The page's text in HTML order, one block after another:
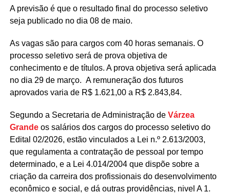
A previsão é que o resultado final do processo seletivo
seja publicado no dia 08 de maio.
As vagas são para cargos com 40 horas semanais. O
processo seletivo será de prova objetiva de
conhecimento e de títulos. A prova objetiva será aplicada
no dia 29 de março. A remuneração dos futuros
aprovados varia de R$ 1.621,00 a R$ 2.843,84.
Segundo a Secretaria de Administração de Várzea
Grandeos salários dos cargos do processo seletivo do
Edital 02/2026, estão vinculados a Lei n.º 2.613/2003,
que regulamenta a contratação de pessoal por tempo
determinado, e a Lei 4.014/2004 que dispõe sobre a
criação da carreira dos profissionais do desenvolvimento
econômico e social, e dá outras providências, nivel A 1.